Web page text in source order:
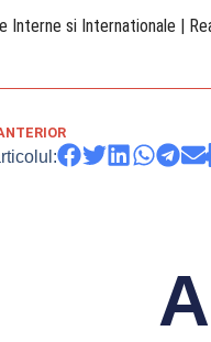
Interne si Internationale |